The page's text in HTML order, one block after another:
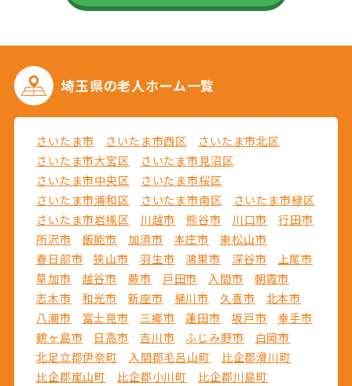
埼玉県の老人ホーム一覧
さいたま市 さいたま市西区
さいたま市北区
さいたま市大宮区
さいたま市見沼区
さいたま市中央区
さいたま市桜区
さいたま市浦和区
さいたま市南区
さいたま市緑区
さいたま市岩槻区
川越市 熊谷市 川口市
行田市
所沢市
飯能市 加須市 本庄市
東松山市
春日部市
狭山市 羽生市 鴻巣市 深谷市
上尾市
草加市
越谷市 蕨市 戸田市 入間市
朝霞市
志木市
和光市 新座市 桶川市 久喜市
北本市
八潮市
富士見市 三郷市 蓮田市 坂戸市
幸手市
鶴ヶ島市
日高市 吉川市 ふじみ野市
白岡市
北足立郡伊奈町
入間郡毛呂山町
比企郡滑川町
比企郡嵐山町
比企郡小川町
比企郡川島町